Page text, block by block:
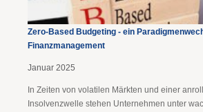
Zero-Based Budgeting - ein
Finanzmanagement
Januar 2025
In Zeiten von volatilen Märkten und einer
Insolvenzwelle stehen Unternehmen unter